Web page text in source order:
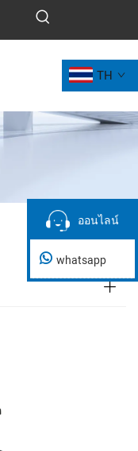
TH
ออนไลน์
ออนไลน์
whatsapp